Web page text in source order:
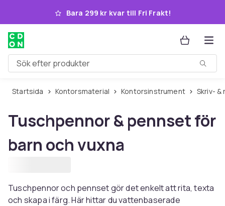
Hoppa till huvudinnehållet
Bara 299 kr kvar till Fri Frakt!
Sök efter produkter
Startsida Kontorsmaterial Kontorsinstrument Skriv-
Tuschpennor & pennset för
barn och vuxna
Tuschpennor och pennset gör det enkelt att rita, texta
och skapa i färg. Här hittar du vattenbaserade